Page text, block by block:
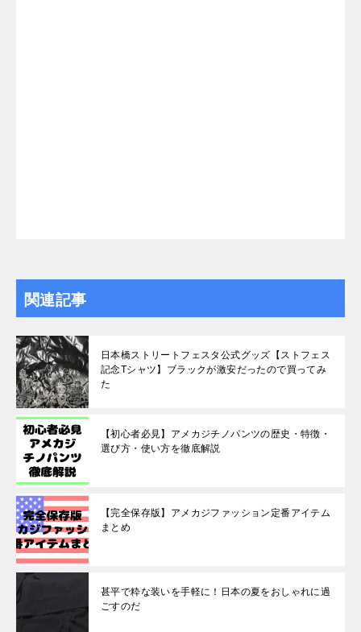
関連記事
日本橋ストリートフェスタ公式グッズ【ストフェス
記念Tシャツ】ブラックが激安だったので買ってみ
た
【初心者必見】アメカジチノパンツの歴史・特徴・
選び方・使い方を徹底解説
【完全保存版】アメカジファッション定番アイテム
まとめ
甚平で粋な装いを手軽に！日本の夏をおしゃれに過
ごすのだ